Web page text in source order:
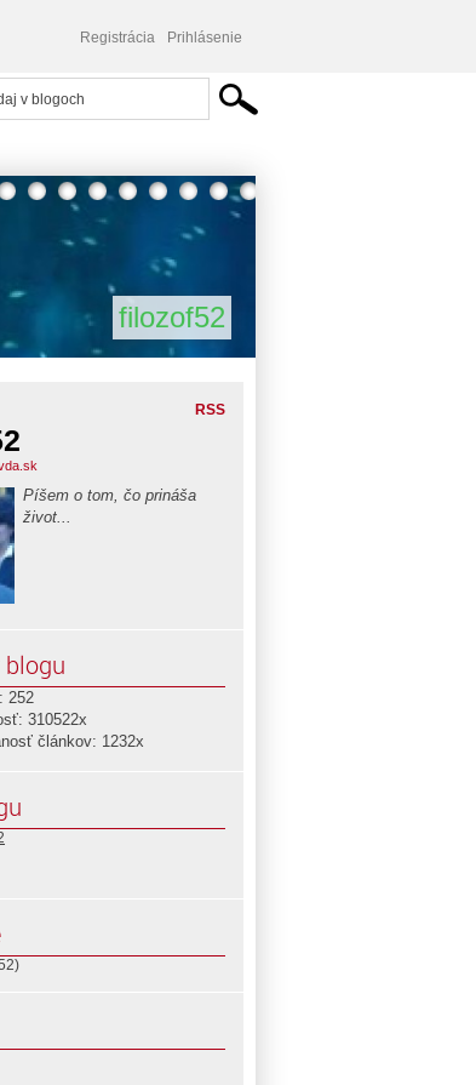
Registrácia Prihlásenie
filozof52
RSS
Píšem o tom, čo prináša
život...
252
310522x
článkov: 1232x